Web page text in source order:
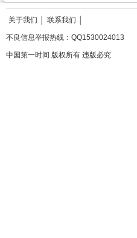
关于我们 联系我们
不良信息举报热线：QQ1530024013
中国第一时间 版权所有 违版必究